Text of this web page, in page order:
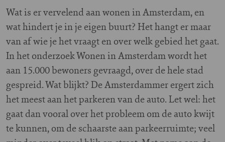
Wat is er vervelend aan wonen in Amsterdam, en
wat hindert je in je eigen buurt? Het hangt er maar
van af wie je het vraagt en over welk gebied het gaat.
In het onderzoek Wonen in Amsterdam wordt het
aan 15.000 bewoners gevraagd, over de hele stad
gespreid. Wat blijkt? De Amsterdammer ergert zich
het meest aan het parkeren van de auto. Let wel: het
gaat dan vooral over het probleem om de auto kwijt
te kunnen, om de schaarste aan parkeerruimte; veel